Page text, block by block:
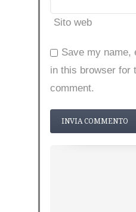
Sito web
Save my name,
in this browser for
comment.